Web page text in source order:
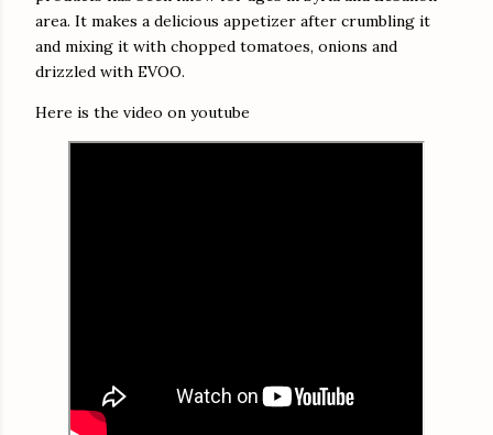
area. It makes a delicious appetizer after crumbling it
and mixing it with chopped tomatoes, onions and
drizzled with EVOO.
Here is the video on youtube